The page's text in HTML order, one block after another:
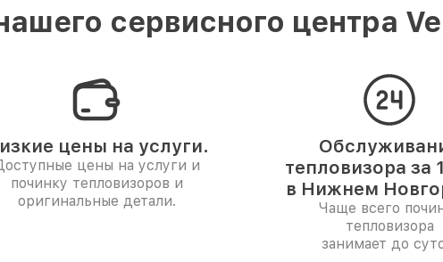
сервисного центра
цены на услуги.
цены на услуги и
починку тепловизоров и
оригинальные детали.
тепловизора за
в Нижнем
Чаще всего
тепловизора
занимает до